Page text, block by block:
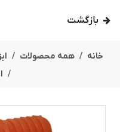
بازگشت
خانه همه محصولات